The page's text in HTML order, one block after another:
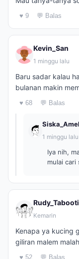
♥ 9 💬 Balas
Kevin_San
1 minggu lalu
Baru sadar kalau
bulanan makin
♥ 68 💬 Balas
Siska_Amel
1 minggu lalu
Iya nih,
mulai cari
Kemarin
Kenapa ya kucing
giliran malem
♥ 52 💬 Balas